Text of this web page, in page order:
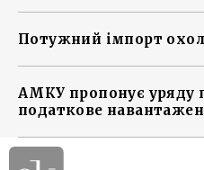
Потужний імпорт
АМКУ пропонує уряду
податкове